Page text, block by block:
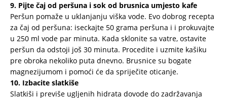
9. Pijte čaj od peršuna i sok od brusnica umjesto kafe
Peršun pomaže u uklanjanju viška vode. Evo dobrog recepta
za čaj od peršuna: iseckajte 50 grama peršuna i i prokuvajte
u 250 ml vode par minuta. Kada sklonite sa vatre, ostavite
peršun da odstoji još 30 minuta. Procedite i uzmite kašiku
pre obroka nekoliko puta dnevno. Brusnice su bogate
magnezijumom i pomoći će da spriječite oticanje.
10. Izbacite slatkiše
Slatkiši i previše ugljenih hidrata dovode do zadržavanja